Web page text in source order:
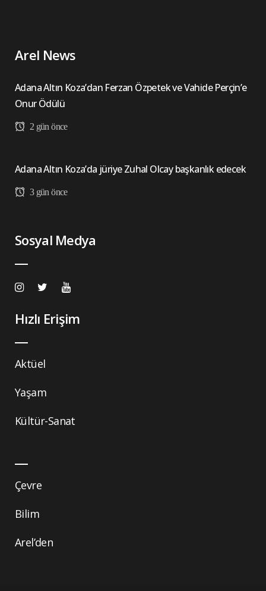
Arel News
Adana Altın Koza’dan Ferzan Özpetek ve Vahide Perçin’e
Onur Ödülü
2 gün önce
Adana Altın Koza’da jüriye Zuhal Olcay başkanlık edecek
3 gün önce
Sosyal Medya
Hızlı Erişim
Aktüel
Yaşam
Kültür-Sanat
Çevre
Bilim
Arel’den